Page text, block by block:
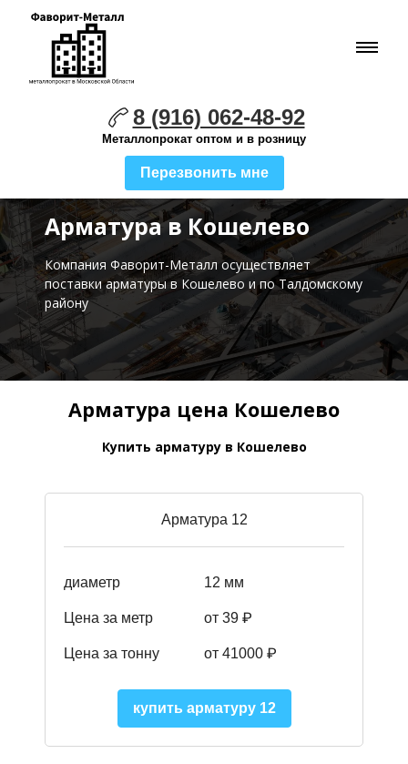
8 (916) 062-48-92
Металлопрокат оптом и в розницу
Перезвонить мне
Арматура в Кошелево
Компания Фаворит-Металл осуществляет
поставкиарматуры в Кошелево и по Талдомскому
району
Арматура цена Кошелево
Купить арматуру в Кошелево
Арматура 12
диаметр 12 мм
Цена за метр от 39 ₽
Цена за тонну от 41000 ₽
купить арматуру 12